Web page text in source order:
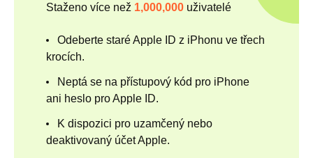
Staženo více než 1,000,000 uživatelé
Odeberte staré Apple ID z iPhonu ve třech
krocích.
Neptá se na přístupový kód pro iPhone
ani heslo pro Apple ID.
K dispozici pro uzamčený nebo
deaktivovaný účet Apple.